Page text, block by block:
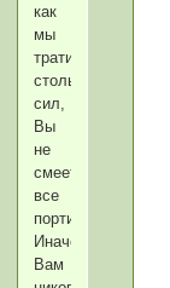
как
мы
тратим
столько
сил,
Вы
не
смеете
все
портить.
Иначе,
Вам